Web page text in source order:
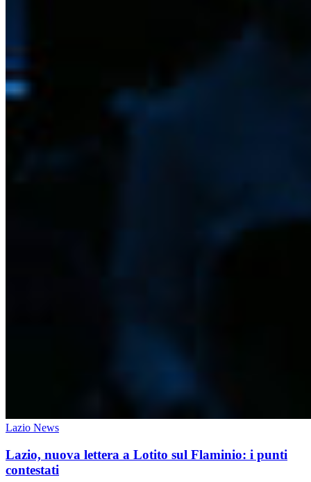
Lazio News
Lazio, nuova lettera a Lotito sul Flaminio: i punti
contestati